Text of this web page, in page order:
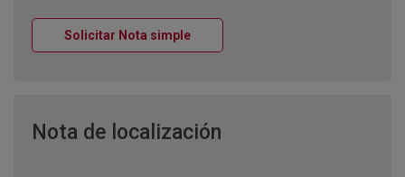
Solicitar Nota simpleVentana nueva
Nota de localización